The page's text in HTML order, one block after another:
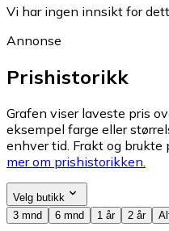
Vi har ingen innsikt for
Annonse
Prishistorikk
Grafen viser laveste pris
eksempel farge eller
enhver tid. Frakt og brukte
mer om prishistorikken.
Velg butikk
3 mnd
6 mnd 1 år 2 år